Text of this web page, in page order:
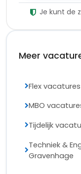
Je kunt de
Meer
Flex
MBO
Tijdelijk
Techniek &
Gravenhage